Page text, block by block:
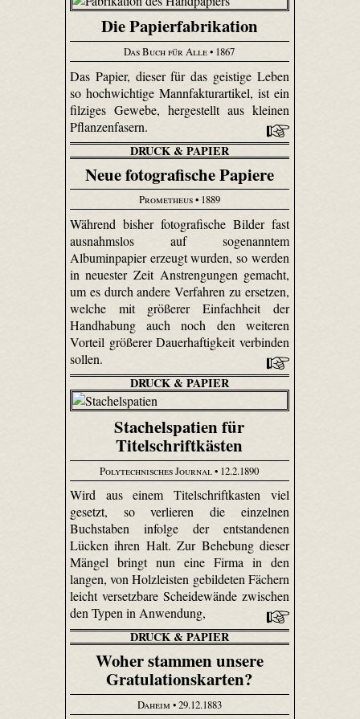
Die Papierfabrikation
Das Buch für Alle• 1867
Das Papier, dieser für das geistige Leben
so hochwichtige Mannfaktur­artikel, ist ein
filziges Gewebe, hergestellt aus kleinen
Pflanzenfasern.
DRUCK & PAPIER
Neue fotografische Papiere
Prometheus• 1889
Während bisher fotografische Bilder fast
ausnahmslos auf sogenanntem
Albuminpapier erzeugt wurden, so werden
in neuester Zeit Anstrengungen gemacht,
um es durch andere Verfahren zu ersetzen,
welche mit größerer Einfachheit der
Handhabung auch noch den weiteren
Vorteil größerer Dauerhaftigkeit verbinden
sollen.
DRUCK & PAPIER
Stachelspatien für
Titelschriftkästen
Polytechnisches Journal• 12.2.1890
Wird aus einem Titelschriftkasten viel
gesetzt, so verlieren die einzelnen
Buchstaben infolge der entstandenen
Lücken ihren Halt. Zur Behebung dieser
Mängel bringt nun eine Firma in den
langen, von Holzleisten gebildeten Fächern
leicht versetzbare Scheidewände zwischen
den Typen in Anwendung,
DRUCK & PAPIER
Woher stammen unsere
Gratulationskarten?
Daheim• 29.12.1883